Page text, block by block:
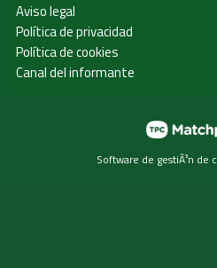
Aviso legal
Política de privacidad
Política de cookies
Canal del informante
Software de gestiÃ³n de